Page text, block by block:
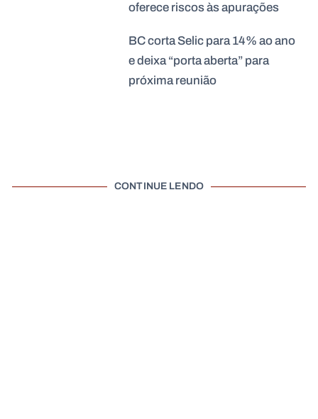
oferece riscos às apurações
BC corta Selic para 14% ao ano
e deixa “porta aberta” para
próxima reunião
CONTINUE LENDO